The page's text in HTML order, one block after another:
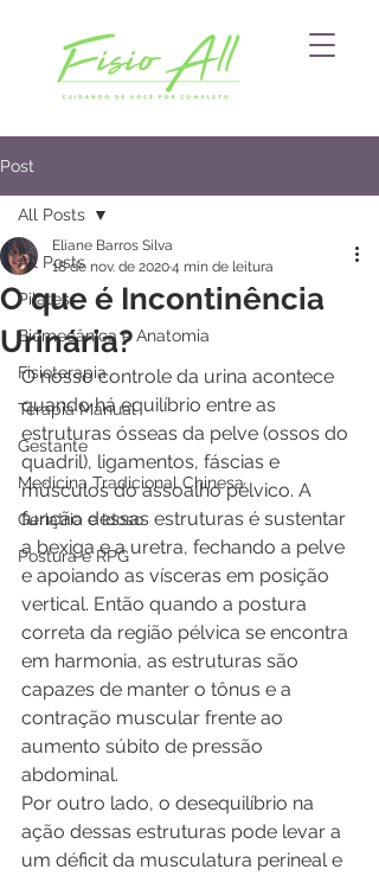
Post
All Posts
Pilates
Biomecânica e Anatomia
Fisioterapia
Terapia Manual
Gestante
Medicina Tradicional Chinesa
Geriatria e Idoso
Postura e RPG
All Posts
O que é Incontinência
Urinária?
Eliane Barros Silva
18 de nov. de 20204 min de leitura
O nosso controle da urina acontece
quando há equilíbrio entre as
estruturas ósseas da pelve (ossos do
quadril), ligamentos, fáscias e
músculos do assoalho pélvico. A
função dessas estruturas é sustentar
a bexiga e a uretra, fechando a pelve
e apoiando as vísceras em posição
vertical. Então quando a postura
correta da região pélvica se encontra
em harmonia, as estruturas são
capazes de manter o tônus e a
contração muscular frente ao
aumento súbito de pressão
abdominal.
Por outro lado, o desequilíbrio na
ação dessas estruturas pode levar a
um déficit da musculatura perineal e